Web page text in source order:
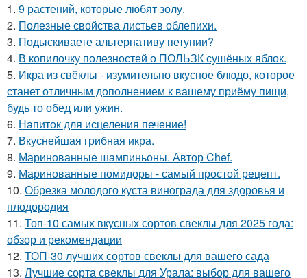
1. 9 растений, которые любят золу.
2. Полезные свойства листьев облепихи.
3. Подыскиваете альтернативу петунии?
4. В копилочку полезностей о ПОЛЬЗК сушёных яблок.
5. Икра из свёклы - изумительно вкусное блюдо, которое
станет отличным дополнением к вашему приёму пищи,
будь то обед или ужин.
6. Напиток для исцеления печение!
7. Вкуснейшая грибная икра.
8. Маринованные шампиньоны. Автор Chef.
9. Маринованные помидоры - самый простой рецепт.
10. Обрезка молодого куста винограда для здоровья и
плодородия
11. Топ-10 самых вкусных сортов свеклы для 2025 года:
обзор и рекомендации
12. ТОП-30 лучших сортов свеклы для вашего сада
13. Лучшие сорта свеклы для Урала: выбор для вашего